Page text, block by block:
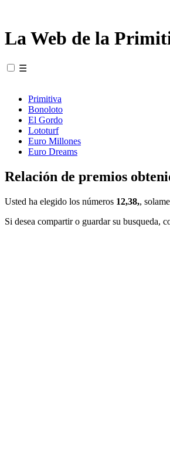
La Web de la
☰
Primitiva
Bonoloto
El Gordo
Lototurf
Euro Millones
Euro Dreams
Relación de premios
Usted ha elegido los números 12,38,,
Si desea compartir o guardar su busqueda,